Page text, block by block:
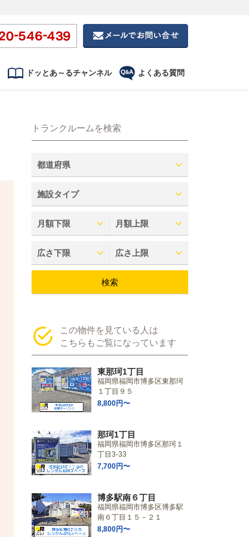
ドッとあ～るチャンネル よくある質問
トランクルームを検索
都道府県
施設タイプ
月額下限 月額上限
広さ下限 広さ上限
検索
この物件を見ている人は
こちらもご覧になっています
東那珂1丁目
福岡県福岡市博多区東那珂
１丁目９５
8,800円〜
那珂1丁目
福岡県福岡市博多区那珂１
丁目3-33
7,700円〜
博多駅南６丁目
福岡県福岡市博多区博多駅
南６丁目１５－２１
8,800円〜